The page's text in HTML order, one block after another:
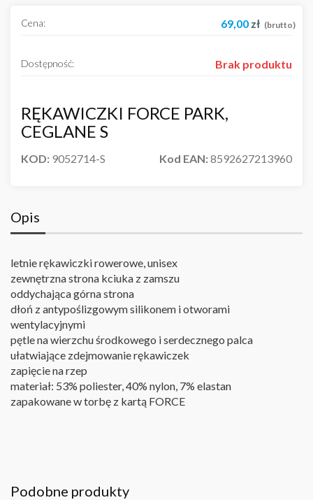
RĘKAWICZKI FORCE PARK,
CEGLANE S
KOD: 9052714-S Kod EAN:8592627213960
Cena: 69,00 zł (brutto)
Dostępność: Brak produktu
Opis
letnie rękawiczki rowerowe, unisex
zewnętrzna strona kciuka z zamszu
oddychająca górna strona
dłoń z antypoślizgowym silikonem i otworami
wentylacyjnymi
pętle na wierzchu środkowego i serdecznego palca
ułatwiające zdejmowanie rękawiczek
zapięcie na rzep
materiał: 53% poliester, 40% nylon, 7% elastan
zapakowane w torbę z kartą FORCE
Podobne produkty